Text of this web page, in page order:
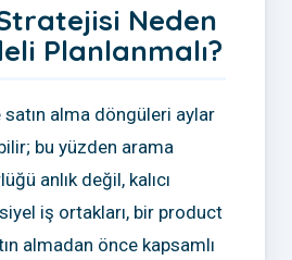
Neden
Planlanmalı?
alma döngüleri aylar
bu yüzden arama
anlık değil, kalıcı
iş ortakları, bir product
almadan önce kapsamlı